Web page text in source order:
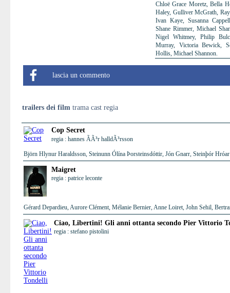
Chloë Grace Moretz, Bella
Haley, Gulliver McGrath,
Ivan Kaye, Susanna
Shane Rimmer, Michael
Nigel Whitmey, Philip
Murray, Victoria Bewick,
Hollis, Michael Shannon.
lascia un commento
trailers dei film trama cast regia
Cop Secret
regia : hannes ÃÃ³r halldÃ³rsson
Björn Hlynur Haraldsson, Steinunn Ólína Þorsteinsdóttir, Jón Gnarr, Steinþór
Maigret
regia : patrice leconte
Gérard Depardieu, Aurore Clément, Mélanie Bernier, Anne Loiret, John Sehil,
Ciao, Libertini! Gli anni ottanta secondo Pier Vittorio
regia : stefano pistolini